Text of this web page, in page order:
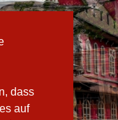
dass
auf